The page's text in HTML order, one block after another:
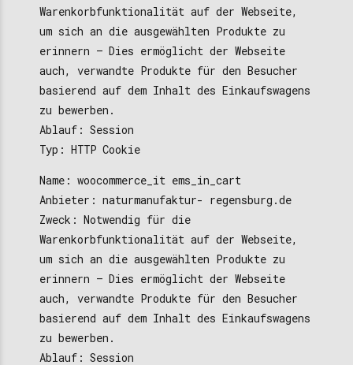
Warenkorbfunktionalität auf der Webseite,
um sich an die ausgewählten Produkte zu
erinnern – Dies ermöglicht der Webseite
auch, verwandte Produkte für den Besucher
basierend auf dem Inhalt des Einkaufswagens
zu bewerben.
Ablauf: Session
Typ: HTTP Cookie
Name: woocommerce_it ems_in_cart
Anbieter: naturmanufaktur- regensburg.de
Zweck: Notwendig für die
Warenkorbfunktionalität auf der Webseite,
um sich an die ausgewählten Produkte zu
erinnern – Dies ermöglicht der Webseite
auch, verwandte Produkte für den Besucher
basierend auf dem Inhalt des Einkaufswagens
zu bewerben.
Ablauf: Session